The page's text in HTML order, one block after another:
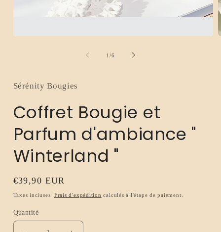
fenêtre
1/de
6
Sérénity Bougies
Coffret Bougie et
Parfum d'ambiance "
Winterland "
Prix
habituel
€39,90 EUR
Taxes incluses. Frais d'expédition calculés à l'étape de paiement.
Quantité